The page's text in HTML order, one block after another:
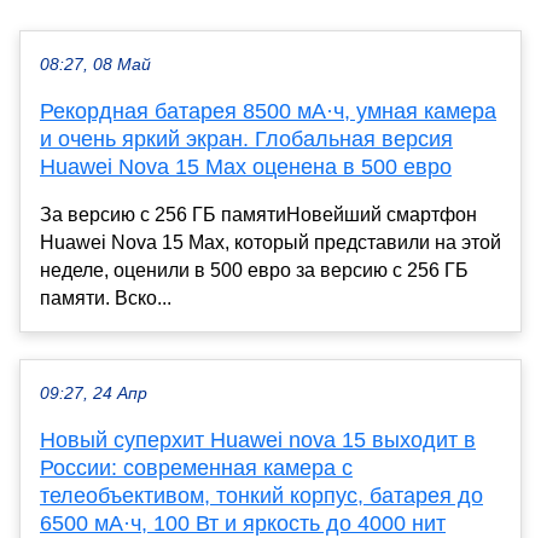
08:27, 08 Май
Рекордная батарея 8500 мА·ч, умная камера
и очень яркий экран. Глобальная версия
Huawei Nova 15 Max оценена в 500 евро
За версию с 256 ГБ памятиНовейший смартфон
Huawei Nova 15 Max, который представили на этой
неделе, оценили в 500 евро за версию с 256 ГБ
памяти. Вско...
09:27, 24 Апр
Новый суперхит Huawei nova 15 выходит в
России: современная камера с
телеобъективом, тонкий корпус, батарея до
6500 мА·ч, 100 Вт и яркость до 4000 нит